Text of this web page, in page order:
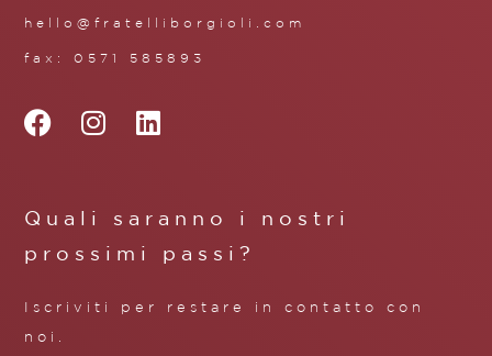
hello@fratelliborgioli.com
fax: 0571 585893
Quali saranno i nostri
prossimi passi?
Iscriviti per restare in contatto con
noi.